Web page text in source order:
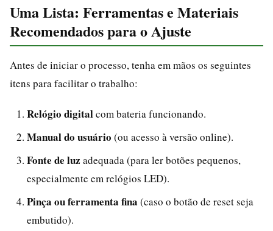
Uma Lista: Ferramentas e Materiais
Recomendados para o Ajuste
Antes de iniciar o processo, tenha em mãos os seguintes
itens para facilitar o trabalho:
Relógio digitalcom bateria funcionando.
Manual do usuário (ou acesso à versão online).
Fonte de luz adequada (para ler botões pequenos,
especialmente em relógios LED).
Pinça ou ferramenta fina (caso o botão de reset seja
embutido).